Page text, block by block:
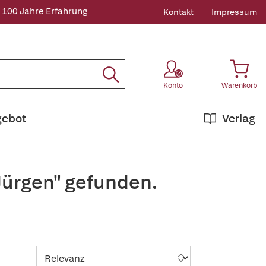
100 Jahre Erfahrung Kontakt Impressum
Konto Warenkorb
Verlag
gefunden.